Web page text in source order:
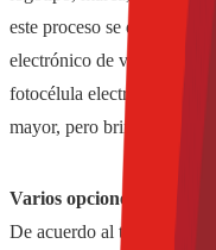
este proceso se debe
electrónico de velocidad y
fotocélula electrónica.
mayor, pero brindan más
Varios opciones para el
De acuerdo al tipo de